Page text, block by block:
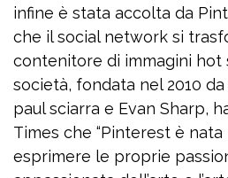
infine è stata accolta da
che il social network si
contenitore di immagini hot
società, fondata nel 2010
paul sciarra e Evan Sharp,
Times che “Pinterest è
esprimere le proprie